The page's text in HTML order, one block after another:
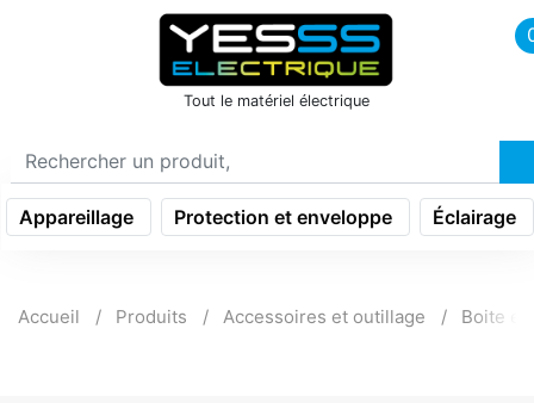
icon menu burger
Tout le matériel électrique
Appareillage Protection et enveloppe Éclairage
Accueil Produits Accessoires et outillage Boite